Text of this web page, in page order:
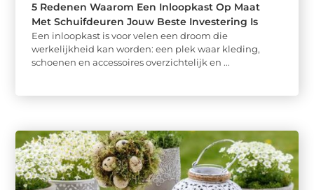
5 Redenen Waarom Een Inloopkast Op Maat
Met Schuifdeuren Jouw Beste Investering Is
Een inloopkast is voor velen een droom die
werkelijkheid kan worden: een plek waar kleding,
schoenen en accessoires overzichtelijk en ...